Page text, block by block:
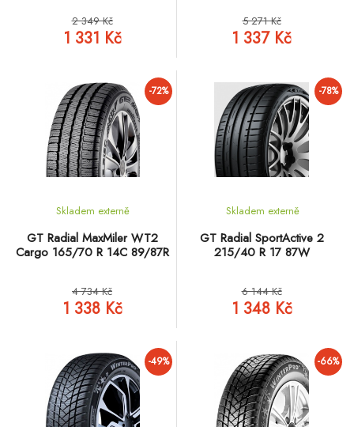
2 349 Kč
1 331 Kč
5 271 Kč
1 337 Kč
-72%
GT Radial MaxMiler WT2
Cargo 165/70 R 14C 89/87R
Skladem externě
4 734 Kč
1 338 Kč
-78%
GT Radial SportActive 2
215/40 R 17 87W
Skladem externě
6 144 Kč
1 348 Kč
-49% -66%